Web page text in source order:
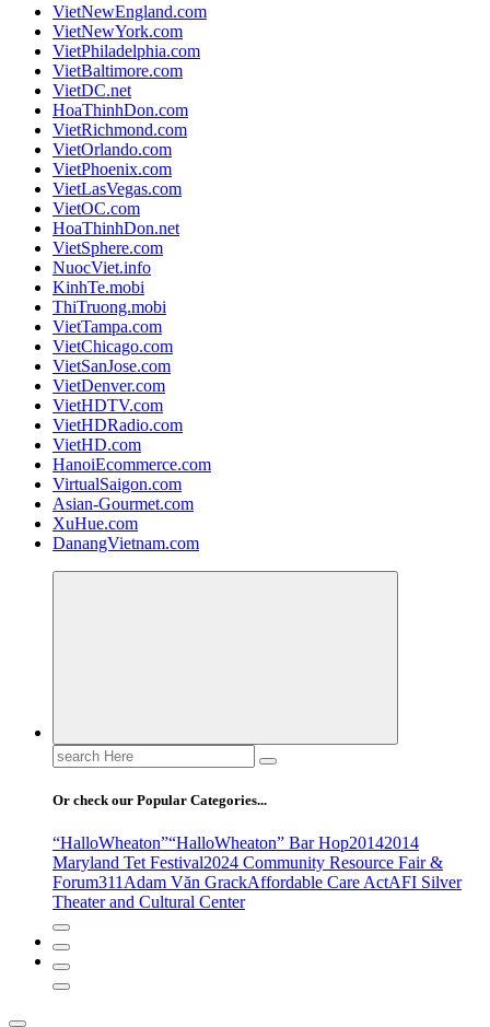
VietNewEngland.com
VietNewYork.com
VietPhiladelphia.com
VietBaltimore.com
VietDC.net
HoaThinhDon.com
VietRichmond.com
VietOrlando.com
VietPhoenix.com
VietLasVegas.com
VietOC.com
HoaThinhDon.net
VietSphere.com
NuocViet.info
KinhTe.mobi
ThiTruong.mobi
VietTampa.com
VietChicago.com
VietSanJose.com
VietDenver.com
VietHDTV.com
VietHDRadio.com
VietHD.com
HanoiEcommerce.com
VirtualSaigon.com
Asian-Gourmet.com
XuHue.com
DanangVietnam.com
Search
for:
Or check our Popular Categories...
“HalloWheaton”“HalloWheaton” Bar Hop20142014
Maryland Tet Festival2024 Community Resource Fair &
Forum311 Adam Văn GrackAffordable Care ActAFI Silver
Theater and Cultural Center